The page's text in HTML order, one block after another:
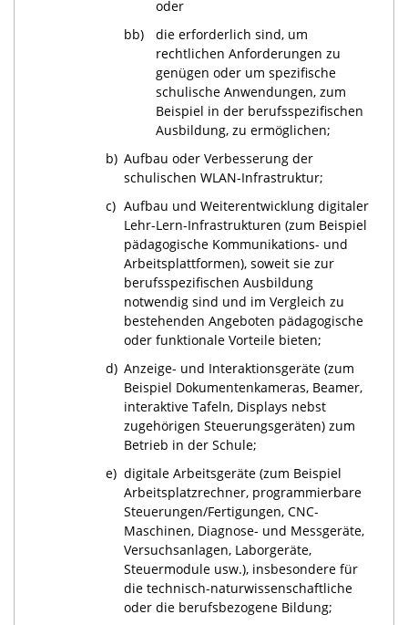
oder
bb)
die erforderlich sind, um
rechtlichen Anforderungen zu
genügen oder um spezifische
schulische Anwendungen, zum
Beispiel in der berufsspezifischen
Ausbildung, zu ermöglichen;
b) Aufbau oder Verbesserung der
schulischen WLAN-Infrastruktur;
c) Aufbau und Weiterentwicklung digitaler
Lehr-Lern-Infrastrukturen (zum Beispiel
pädagogische Kommunikations- und
Arbeitsplattformen), soweit sie zur
berufsspezifischen Ausbildung
notwendig sind und im Vergleich zu
bestehenden Angeboten pädagogische
oder funktionale Vorteile bieten;
d) Anzeige- und Interaktionsgeräte (zum
Beispiel Dokumentenkameras, Beamer,
interaktive Tafeln, Displays nebst
zugehörigen Steuerungsgeräten) zum
Betrieb in der Schule;
e) digitale Arbeitsgeräte (zum Beispiel
Arbeitsplatzrechner, programmierbare
Steuerungen/Fertigungen, CNC-
Maschinen, Diagnose- und Messgeräte,
Versuchsanlagen, Laborgeräte,
Steuermodule usw.), insbesondere für
die technisch-naturwissenschaftliche
oder die berufsbezogene Bildung;